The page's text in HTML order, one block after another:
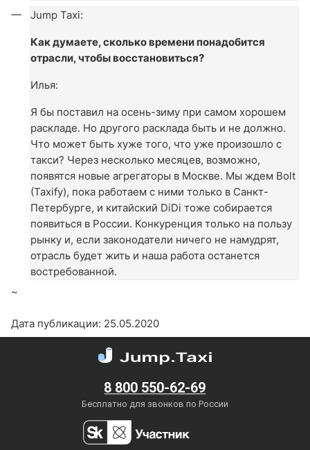
Jump Taxi:
Как думаете, сколько времени понадобится
отрасли, чтобы восстановиться?
Илья:
Я бы поставил на осень-зиму при самом хорошем
раскладе. Но другого расклада быть и не должно.
Что может быть хуже того, что уже произошло с
такси? Через несколько месяцев, возможно,
появятся новые агрегаторы в Москве. Мы ждем Bolt
(Taxify), пока работаем с ними только в Санкт-
Петербурге, и китайский DiDi тоже собирается
появиться в России. Конкуренция только на пользу
рынку и, если законодатели ничего не намудрят,
отрасль будет жить и наша работа останется
востребованной.
~
Дата публикации: 25.05.2020
8 800 550-62-69
Бесплатно для звонков по России